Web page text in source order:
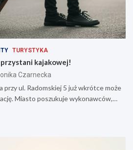
TURYSTYKA
kajakowej!
Czarnecka
przy ul. Radomskiej 5 już wkrótce może
Miasto poszukuje wykonawców,…